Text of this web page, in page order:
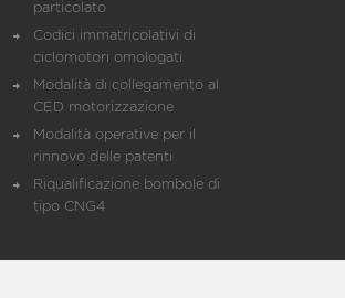
particolato
Codici immatricolativi di
ciclomotori omologati
Modalità di collegamento al
CED motorizzazione
Modalità operative per il
rinnovo delle patenti
Riqualificazione bombole di
tipo CNG4